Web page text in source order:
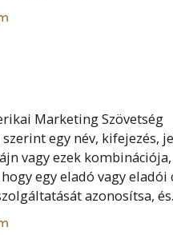
Marketing Szövetség
egy név, kifejezés,
vagy ezek kombinációja,
egy eladó vagy eladói
azonosítsa,